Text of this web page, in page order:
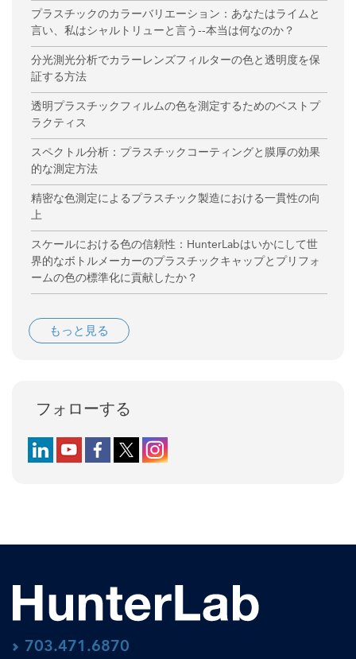
プラスチックのカラーバリエーション：あなたはライムと
言い、私はシャルトリューと言う--本当は何なのか？
分光測光分析でカラーレンズフィルターの色と透明度を保
証する方法
透明プラスチックフィルムの色を測定するためのベストプ
ラクティス
スペクトル分析：プラスチックコーティングと膜厚の効果
的な測定方法
精密な色測定によるプラスチック製造における一貫性の向
上
スケールにおける色の信頼性：HunterLabはいかにして世
界的なボトルメーカーのプラスチックキャップとプリフォ
ームの色の標準化に貢献したか？
もっと見る
フォローする
Follow us on LinkedIn
Follow us on YouTube
Follow us on Facebook
Follow us on X (formerly Twitter)
Follow us on Instagram
703.471.6870